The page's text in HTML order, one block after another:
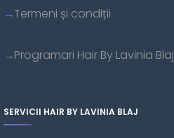
Termeni și condiții
Programari Hair By Lavinia Blaj
SERVICII HAIR BY LAVINIA BLAJ